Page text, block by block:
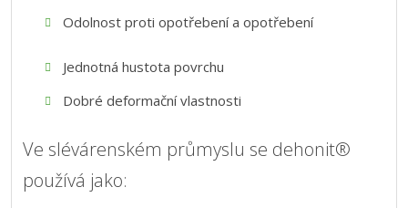
Odolnost proti opotřebení a opotřebení
Jednotná hustota povrchu
Dobré deformační vlastnosti
Ve slévárenském průmyslu se dehonit®
používá jako: